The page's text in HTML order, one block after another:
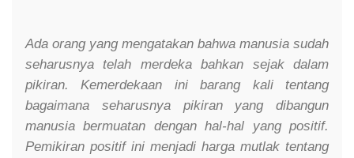
Ada orang yang mengatakan bahwa manusia sudah
seharusnya telah merdeka bahkan sejak dalam
pikiran. Kemerdekaan ini barang kali tentang
bagaimana seharusnya pikiran yang dibangun
manusia bermuatan dengan hal-hal yang positif.
Pemikiran positif ini menjadi harga mutlak tentang